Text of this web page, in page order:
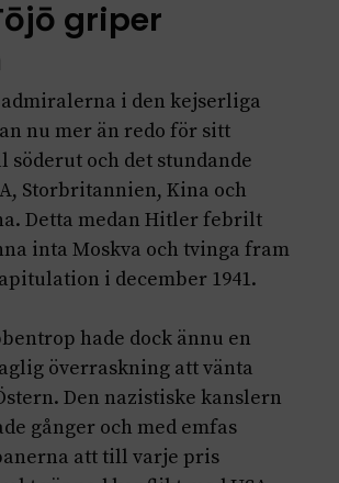
griper
i den kejserliga
nu mer än redo för sitt
söderut och det stundande
Storbritannien, Kina och
Detta medan Hitler febrilt
inta Moskva och tvinga fram
i december 1941.
hade dock ännu en
överraskning att vänta
Den nazistiske kanslern
gånger och med emfas
att till varje pris